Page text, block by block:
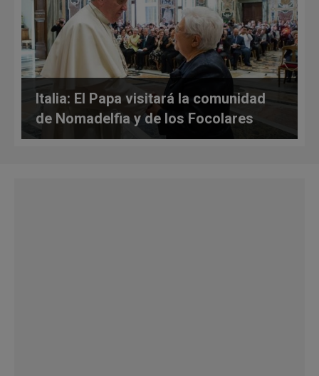
Italia: El Papa visitará la comunidad
de Nomadelfia y de los Focolares